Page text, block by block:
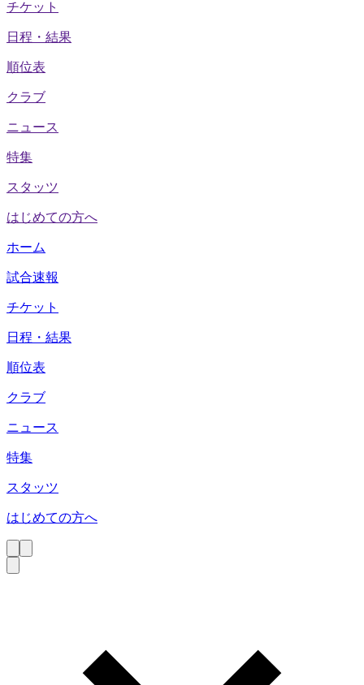
チケット
日程・結果
順位表
クラブ
ニュース
特集
スタッツ
はじめての方へ
ホーム
試合速報
チケット
日程・結果
順位表
クラブ
ニュース
特集
スタッツ
はじめての方へ